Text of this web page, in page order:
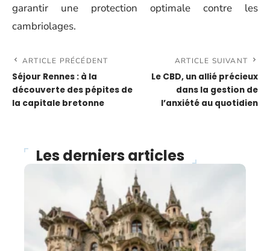
garantir une protection optimale contre les
cambriolages.
ARTICLE PRÉCÉDENT
Séjour Rennes : à la
découverte des pépites de
la capitale bretonne
ARTICLE SUIVANT
Le CBD, un allié précieux
dans la gestion de
l’anxiété au quotidien
Les derniers articles